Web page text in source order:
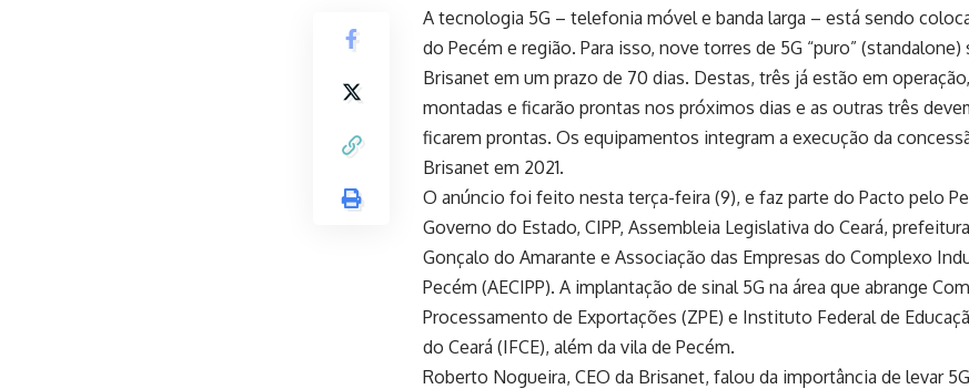
A tecnologia 5G – telefonia móvel e banda larga – está sendo
do Pecém e região. Para isso, nove torres de 5G “puro”
Brisanet em um prazo de 70 dias. Destas, três já estão em
montadas e ficarão prontas nos próximos dias e as outras três
ficarem prontas. Os equipamentos integram a execução da
Brisanet em 2021.
O anúncio foi feito nesta terça-feira (9), e faz parte do Pacto pelo
Governo do Estado, CIPP, Assembleia Legislativa do Ceará,
Gonçalo do Amarante e Associação das Empresas do Complexo
Pecém (AECIPP). A implantação de sinal 5G na área que abrange
Processamento de Exportações (ZPE) e Instituto Federal de
do Ceará (IFCE), além da vila de Pecém.
Roberto Nogueira, CEO da Brisanet, falou da importância de levar